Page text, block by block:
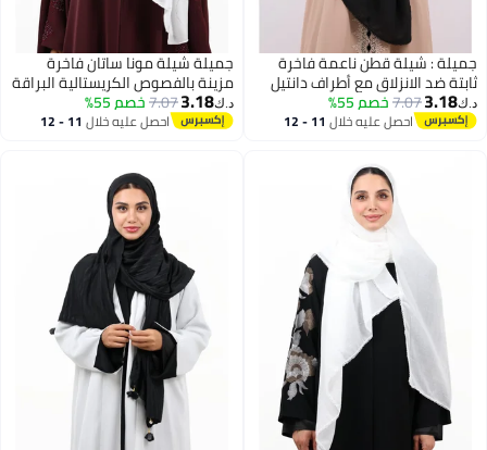
جميلة : شيلة قطن ناعمة فاخرة
ثابتة ضد الانزلاق مع أطراف دانتيل
ناعمة (أسود كلاسيكي)
د.ك‏3.18
7.07خصم 55%
احصل عليه خلال 11 - 12
جميلة شيلة مونا ساتان فاخرة
مزينة بالفصوص الكريستالية البراقة
(أبيض ناصع)
د.ك‏3.18
7.07خصم 55%
احصل عليه خلال 11 - 12